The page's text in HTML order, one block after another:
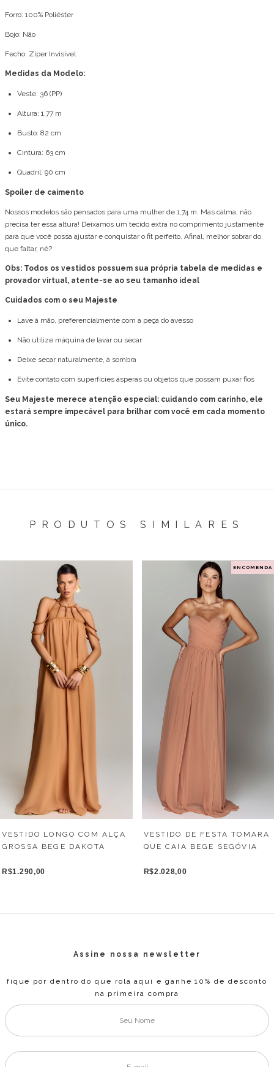
Forro: 100% Poliéster
Bojo: Não
Fecho: Zíper Invisível
Medidas da Modelo:
Veste: 36 (PP)
Altura: 1,77 m
Busto: 82 cm
Cintura: 63 cm
Quadril: 90 cm
Spoiler de caimento
Nossos modelos são pensados para uma mulher de 1,74 m. Mas calma, não
precisa ter essa altura! Deixamos um tecido extra no comprimento justamente
para que você possa ajustar e conquistar o fit perfeito. Afinal, melhor sobrar do
que faltar, né?
Obs: Todos os vestidos possuem sua própria tabela de medidas e
provador virtual, atente-se ao seu tamanho ideal
Cuidados com o seu Majeste
Lave à mão, preferencialmente com a peça do avesso
Não utilize máquina de lavar ou secar
Deixe secar naturalmente, à sombra
Evite contato com superfícies ásperas ou objetos que possam puxar fios
Seu Majeste merece atenção especial: cuidando com carinho, ele
estará sempre impecável para brilhar com você em cada momento
único.
PRODUTOS SIMILARES
VESTIDO LONGO COM ALÇA
GROSSA BEGE DAKOTA
R$1.290,00
ENCOMENDA
VESTIDO DE FESTA TOMARA
QUE CAIA BEGE SEGÓVIA
R$2.028,00
Assine nossa newsletter
fique por dentro do que rola aqui e ganhe 10% de desconto
na primeira compra